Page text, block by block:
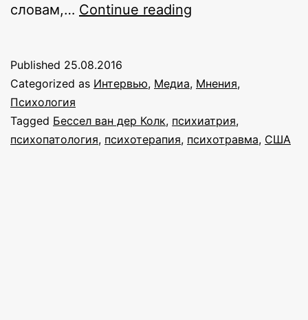
словам,… Continue reading
игнорировать
Published 25.08.2016
Categorized as Интервью, Медиа, Мнения,
Психология
Tagged Бессел ван дер Колк, психиатрия,
психопатология, психотерапия, психотравма, США